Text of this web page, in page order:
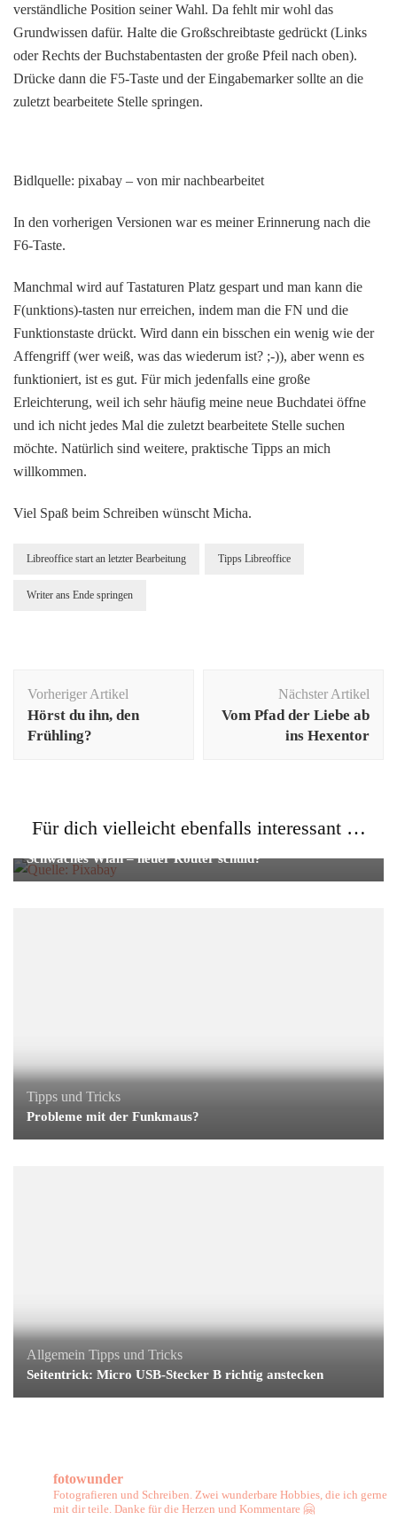
verständliche Position seiner Wahl. Da fehlt mir wohl das
Grundwissen dafür. Halte die Großschreibtaste gedrückt (Links
oder Rechts der Buchstabentasten der große Pfeil nach oben).
Drücke dann die F5-Taste und der Eingabemarker sollte an die
zuletzt bearbeitete Stelle springen.
Bidlquelle: pixabay – von mir nachbearbeitet
In den vorherigen Versionen war es meiner Erinnerung nach die
F6-Taste.
Manchmal wird auf Tastaturen Platz gespart und man kann die
F(unktions)-tasten nur erreichen, indem man die FN und die
Funktionstaste drückt. Wird dann ein bisschen ein wenig wie der
Affengriff (wer weiß, was das wiederum ist? ;-)), aber wenn es
funktioniert, ist es gut. Für mich jedenfalls eine große
Erleichterung, weil ich sehr häufig meine neue Buchdatei öffne
und ich nicht jedes Mal die zuletzt bearbeitete Stelle suchen
möchte. Natürlich sind weitere, praktische Tipps an mich
willkommen.
Viel Spaß beim Schreiben wünscht Micha.
Libreoffice start an letzter Bearbeitung Tipps Libreoffice
Writer ans Ende springen
Vorheriger Artikel
Hörst du ihn, den
Frühling?
Nächster Artikel
Vom Pfad der Liebe ab
ins Hexentor
Für dich vielleicht ebenfalls interessant …
Tipps und Tricks
Schwaches Wlan – neuer Router schuld?
Tipps und Tricks
Probleme mit der Funkmaus?
Allgemein Tipps und Tricks
Seitentrick: Micro USB-Stecker B richtig anstecken
fotowunder
Fotografieren und Schreiben. Zwei wunderbare Hobbies, die ich gerne
mit dir teile. Danke für die Herzen und Kommentare 🤗